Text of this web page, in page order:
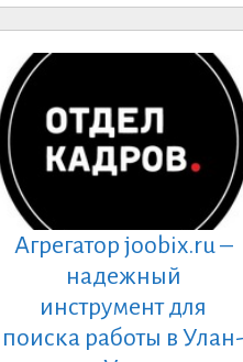
Агрегатор joobix.ru –
надежный
инструмент для
поиска работы в Улан-